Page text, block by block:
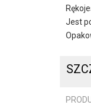
Jest